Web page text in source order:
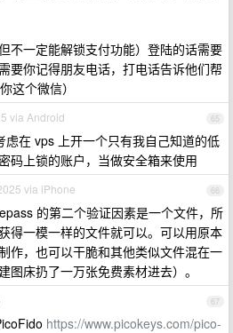
不一定能解锁支付功能）登陆的话需要
要你记得朋友电话，打电话告诉他们帮
这个微信）
65
via Android
虑在 vps 上开一个只有我自己知道的低
码上锁的账户，当做安全箱来使用
66
via iPhone
的第二个验证因素是一个文件，所
得一模一样的文件就可以。可以用原本
作，也可以干脆和其他类似文件混在一
图床扔了一万张免费素材进去）。
67
https://www.picokeys.com/pico-